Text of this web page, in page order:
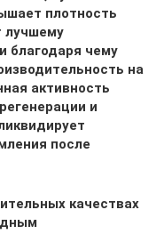
плотность
лучшему
чему
на
активность
и
после
качествах